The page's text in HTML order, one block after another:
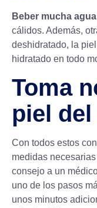
Beber mucha agua
cálidos. Además,
deshidratado, la
hidratado en todo
Toma
piel
Con todos estos
medidas
consejo a un
uno de los pasos
unos minutos